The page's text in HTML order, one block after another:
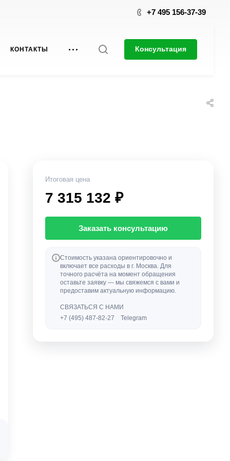
+7 495 156-37-39
КОНТАКТЫ Консультация
Итоговая цена
7 315 132 ₽
Заказать консультацию
Стоимость указана ориентировочно и
включает все расходы в г. Москва. Для
точного расчёта на момент обращения
оставьте заявку — мы свяжемся с вами и
предоставим актуальную информацию.
СВЯЗАТЬСЯ С НАМИ
+7 (495) 487-82-27
Telegram